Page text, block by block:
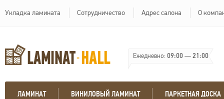
Укладка ламината Сотрудничество Адрес салона О
Ежедневно:09:00—21:00
ЛАМИНАТ ВИНИЛОВЫЙ ЛАМИНАТ ПАРКЕТНАЯ ДОСКА